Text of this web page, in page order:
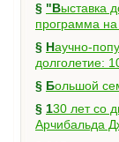
§ "Выставка достижений: Кировский": культурная
программа на
§ Научно-популярная книга. Ольга Шестова "Красивое
долголетие:
§
Большой
§ 130 лет со дня рождения шотландского писателя и врача
Арчибальда